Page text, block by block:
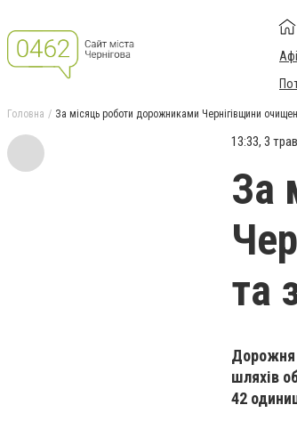
Головна За місяць роботи дорожниками Чернігівщини
13:33, 3
За
та
Дорожня
шляхів
42